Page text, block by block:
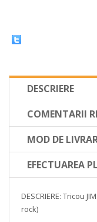
DESCRIERE
COMENTARII
MOD DE
EFECTUAREA
DESCRIERE: Tricou
rock)